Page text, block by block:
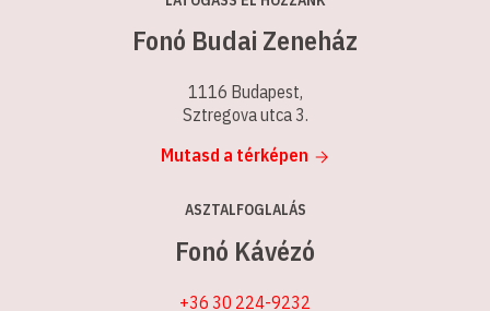
Fonó Budai Zeneház
1116 Budapest,
Sztregova utca 3.
Mutasd a térképen
ASZTALFOGLALÁS
Fonó Kávézó
+36 30 224-9232